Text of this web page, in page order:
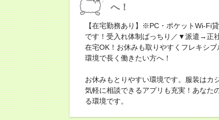
へ！
【在宅勤務あり】※PC・ポケットWi-Fi
です！受入れ体制ばっちり／▼派遣→正
在宅OK！お休みも取りやすくフレキシ
環境で長く働きたい方へ！
お休みもとりやすい環境です。服装はカ
気軽に相談できるアプリも充実！あなた
る環境です。